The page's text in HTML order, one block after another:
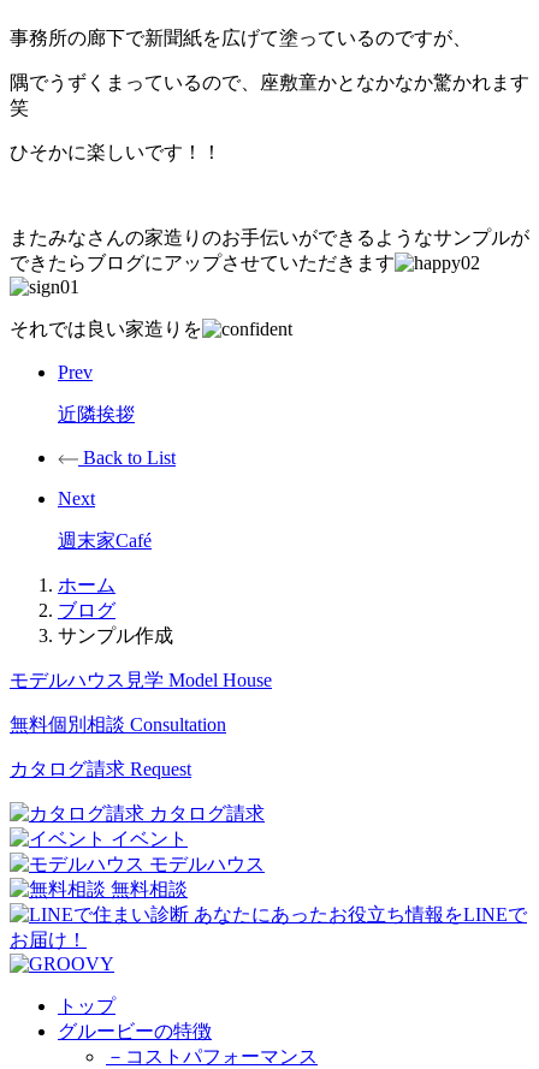
事務所の廊下で新聞紙を広げて塗っているのですが、
隅でうずくまっているので、座敷童かとなかなか驚かれます
笑
ひそかに楽しいです！！
またみなさんの家造りのお手伝いができるようなサンプルが
できたらブログにアップさせていただきます
それでは良い家造りを
Prev
近隣挨拶
Back to List
Next
週末家Café
ホーム
ブログ
サンプル作成
モデルハウス見学 Model House
無料個別相談 Consultation
カタログ請求 Request
カタログ請求
イベント
モデルハウス
無料相談
トップ
グルービーの特徴
－コストパフォーマンス